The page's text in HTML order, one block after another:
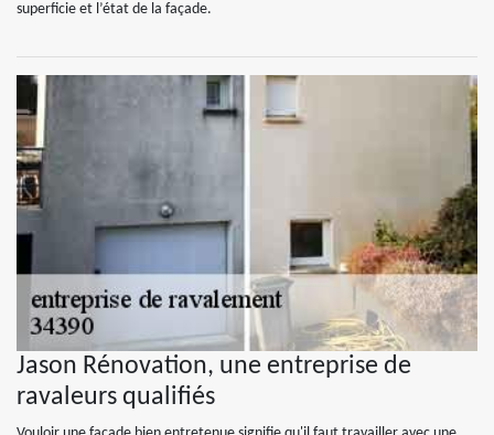
superficie et l’état de la façade.
Jason Rénovation, une entreprise de
ravaleurs qualifiés